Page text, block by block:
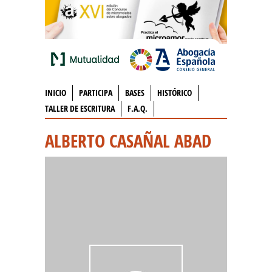
INICIO PARTICIPA BASES
HISTÓRICO
TALLER DE ESCRITURA
F.A.Q.
ALBERTO CASAÑAL ABAD